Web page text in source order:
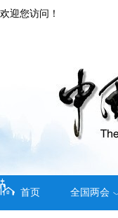
欢迎您访问！
首页 全国两会